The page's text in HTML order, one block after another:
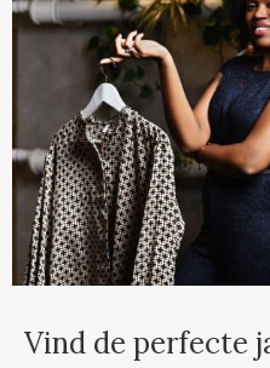
Vind de perfecte